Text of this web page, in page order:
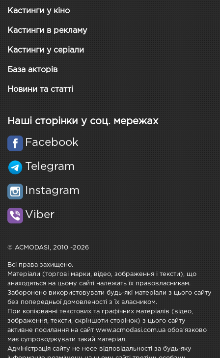
Кастинги у кіно
Кастинги в рекламу
Кастинги у серіали
База акторів
Новини та статті
Наші сторінки у соц. мережах
Facebook
Telegram
Instagram
Viber
© ACMODASI, 2010 -2026
Всі права захищено.
Матеріали (торгові марки, відео, зображення і тексти), що
знаходяться на цьому сайті належать їх правовласникам.
Заборонено використовувати будь-які матеріали з цього сайту
без попередньої домовленості з їх власником.
При копіюванні текстових та графічних матеріалів (відео,
зображення, тексти, скріншоти сторінок) з цього сайту
активне посилання на сайт www.acmodasi.com.ua обов'язково
має супроводжувати такий матеріал.
Адміністрація сайту не несе відповідальності за будь-яку